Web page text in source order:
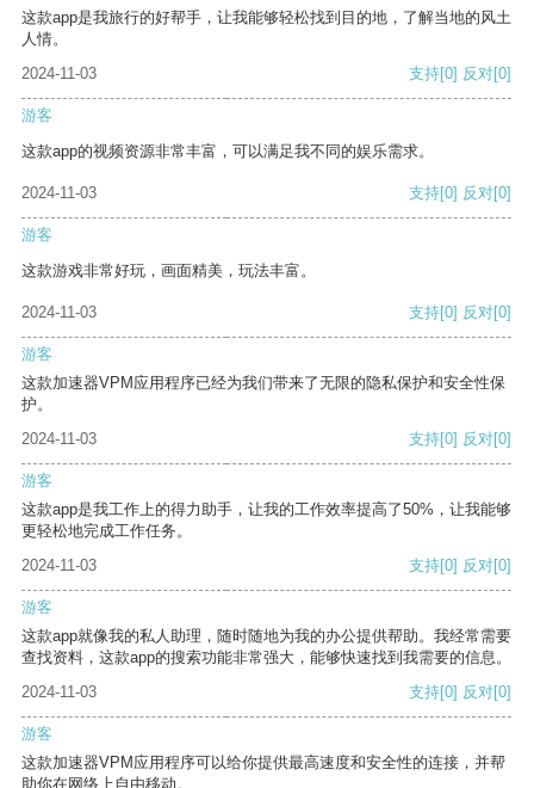
这款app是我旅行的好帮手，让我能够轻松找到目的地，了解当地的风土
人情。
2024-11-03
支持[0] 反对[0]
游客
这款app的视频资源非常丰富，可以满足我不同的娱乐需求。
2024-11-03 支持[0] 反对[0]
游客
这款游戏非常好玩，画面精美，玩法丰富。
2024-11-03 支持[0] 反对[0]
游客
这款加速器VPM应用程序已经为我们带来了无限的隐私保护和安全性保
护。
2024-11-03
支持[0] 反对[0]
游客
这款app是我工作上的得力助手，让我的工作效率提高了50%，让我能够
更轻松地完成工作任务。
2024-11-03
支持[0] 反对[0]
游客
这款app就像我的私人助理，随时随地为我的办公提供帮助。我经常需要
查找资料，这款app的搜索功能非常强大，能够快速找到我需要的信息。
2024-11-03
支持[0] 反对[0]
游客
这款加速器VPM应用程序可以给你提供最高速度和安全性的连接，并帮
助你在网络上自由移动。